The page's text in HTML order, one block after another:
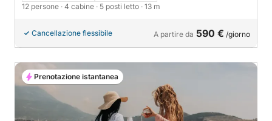
12 persone · 4 cabine · 5 posti letto · 13 m
Cancellazione flessibile A partire da 590 € /giorno
Prenotazione istantanea